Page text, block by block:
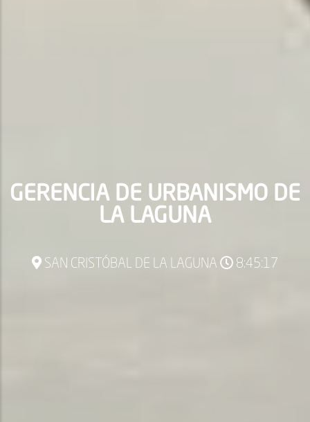
GERENCIA DE URBANISMO DE
LA LAGUNA
SAN CRISTÓBAL DE LA LAGUNA 8:45:18